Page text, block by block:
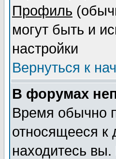
Профиль
могут быть и
настройки
Вернуться к
В форумах
Время обычно
относящееся к
находитесь